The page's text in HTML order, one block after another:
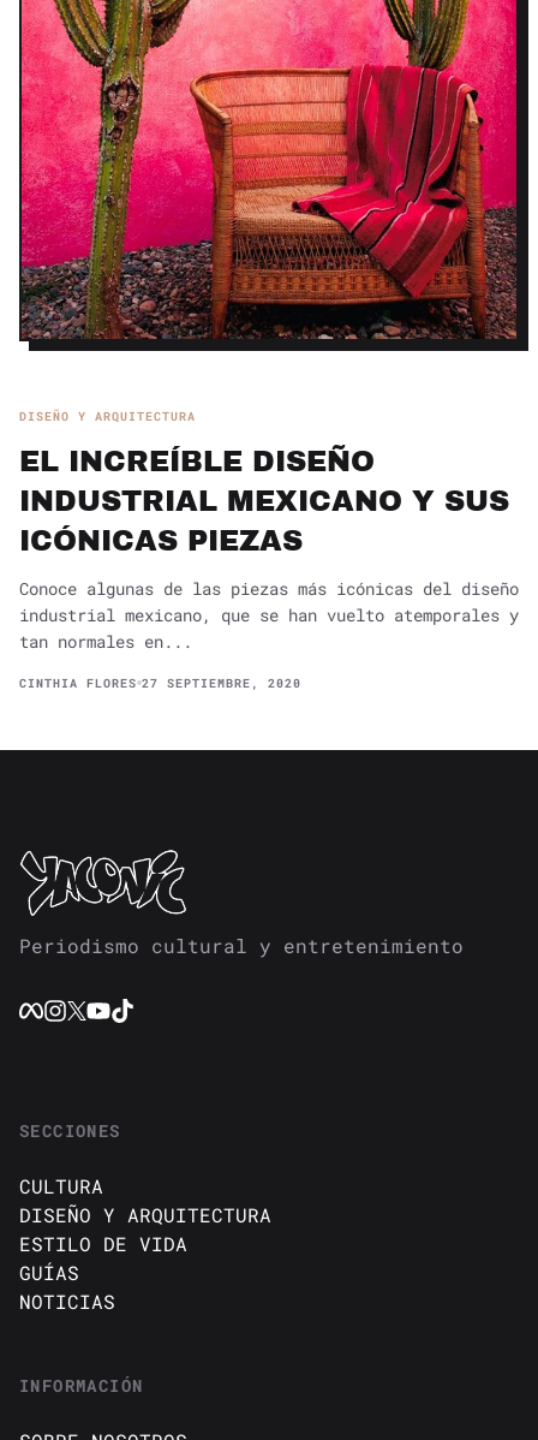
DISEÑO Y ARQUITECTURA
EL INCREÍBLE DISEÑO
INDUSTRIAL MEXICANO Y SUS
ICÓNICAS PIEZAS
Conoce algunas de las piezas más icónicas del diseño
industrial mexicano, que se han vuelto atemporales y
tan normales en...
CINTHIA FLORES 27 SEPTIEMBRE, 2020
Periodismo cultural y entretenimiento
SECCIONES
CULTURA
DISEÑO Y ARQUITECTURA
ESTILO DE VIDA
GUÍAS
NOTICIAS
INFORMACIÓN